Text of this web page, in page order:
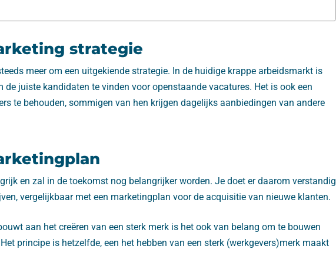
strategie
meer om een uitgekiende strategie. In de huidige krappe arbeidsmarkt is
de juiste kandidaten te vinden voor openstaande vacatures. Het is ook een
te behouden, sommigen van hen krijgen dagelijks aanbiedingen van andere
en zal in de toekomst nog belangrijker worden. Je doet er daarom verstandig
vergelijkbaar met een marketingplan voor de acquisitie van nieuwe klanten.
aan het creëren van een sterk merk is het ook van belang om te bouwen
principe is hetzelfde, een het hebben van een sterk (werkgevers)merk maakt